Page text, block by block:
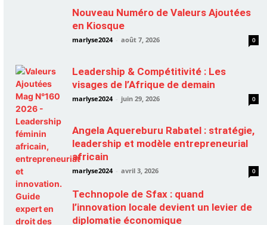
Nouveau Numéro de Valeurs Ajoutées
en Kiosque
marlyse2024 - août 7, 2026 0
Leadership & Compétitivité : Les
visages de l’Afrique de demain
marlyse2024 - juin 29, 2026 0
Angela Aquereburu Rabatel : stratégie,
leadership et modèle entrepreneurial
africain
marlyse2024 - avril 3, 2026 0
Technopole de Sfax : quand
l’innovation locale devient un levier de
diplomatie économique